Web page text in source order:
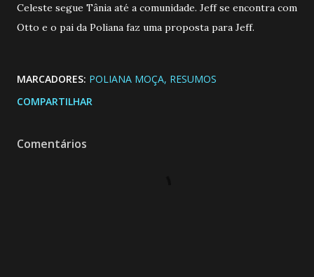
Celeste segue Tânia até a comunidade. Jeff se encontra com
Otto e o pai da Poliana faz uma proposta para Jeff.
MARCADORES: POLIANA MOÇA RESUMOS
COMPARTILHAR
Comentários